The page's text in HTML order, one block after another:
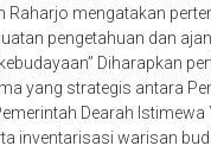
Raharjo mengatakan
pengetahuan dan
Diharapkan
yang strategis antara
Dearah Istimewa
inventarisasi warisan